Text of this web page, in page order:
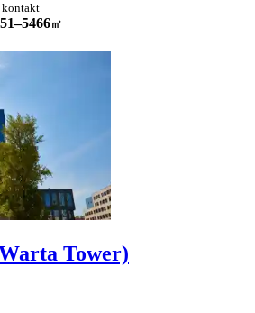
kontakt
㎡
Tower)